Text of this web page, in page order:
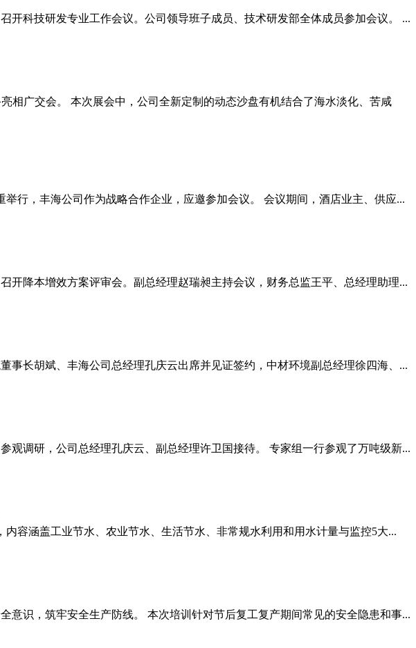
开科技研发专业工作会议。公司领导班子成员、技术研发部全体成员参加会议。 ...
相广交会。 本次展会中，公司全新定制的动态沙盘有机结合了海水淡化、苦咸
行，丰海公司作为战略合作企业，应邀参加会议。 会议期间，酒店业主、供应...
开降本增效方案评审会。副总经理赵瑞昶主持会议，财务总监王平、总经理助理...
事长胡斌、丰海公司总经理孔庆云出席并见证签约，中材环境副总经理徐四海、...
调研，公司总经理孔庆云、副总经理许卫国接待。 专家组一行参观了万吨级新...
容涵盖工业节水、农业节水、生活节水、非常规水利用和用水计量与监控5大...
意识，筑牢安全生产防线。 本次培训针对节后复工复产期间常见的安全隐患和事...